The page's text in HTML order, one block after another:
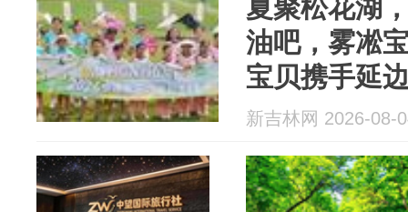
夏聚松花湖
油吧，雾凇
宝贝携手延
旅松花湖度
新吉林网 2026-08-